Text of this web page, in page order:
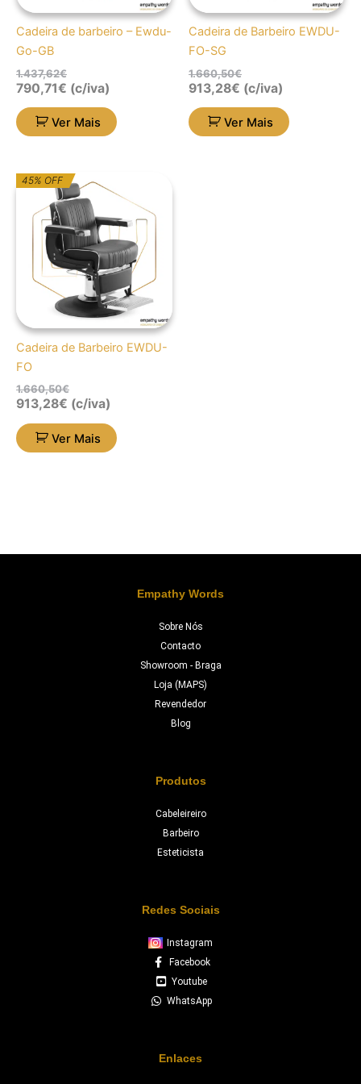
Cadeira de barbeiro – Ewdu-
Go-GB
1.437,62€
790,71€ (c/iva)
Ver Mais
Cadeira de Barbeiro EWDU-
FO-SG
1.660,50€
913,28€ (c/iva)
Ver Mais
45% OFF
Cadeira de Barbeiro EWDU-
FO
1.660,50€
O
preço
original
era:
1.660,50€.
O
preço
atual
é:
913,28€.
913,28€ (c/iva)
Ver Mais
Empathy Words
Sobre Nós
Contacto
Showroom - Braga
Loja (MAPS)
Revendedor
Blog
Produtos
Cabeleireiro
Barbeiro
Esteticista
Redes Sociais
Instagram
Facebook
Youtube
WhatsApp
Enlaces